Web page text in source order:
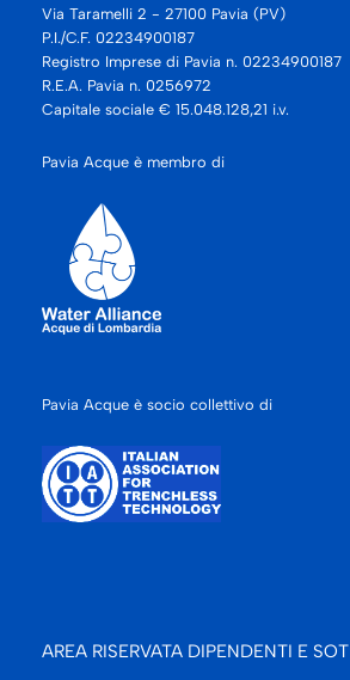
Via Taramelli 2 - 27100 Pavia (PV)
P.I./C.F. 02234900187
Registro Imprese di Pavia n. 02234900187
R.E.A. Pavia n. 0256972
Capitale sociale € 15.048.128,21 i.v.
Pavia Acque è membro di
Pavia Acque è socio collettivo di
AREA RISERVATA DIPENDENTI E SOT